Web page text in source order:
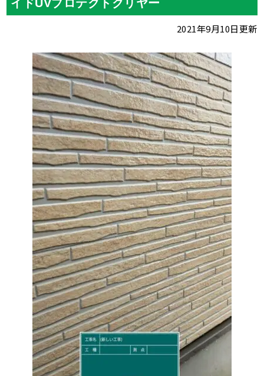
イドUVプロテクトクリヤー
2021年9月10日更新